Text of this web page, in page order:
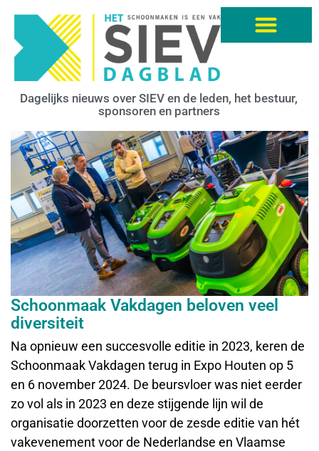
Dagelijks nieuws over SIEV en de leden, het bestuur,
sponsoren en partners
Schoonmaak Vakdagen beloven veel
diversiteit
Na opnieuw een succesvolle editie in 2023, keren de
Schoonmaak Vakdagen terug in Expo Houten op 5
en 6 november 2024. De beursvloer was niet eerder
zo vol als in 2023 en deze stijgende lijn wil de
organisatie doorzetten voor de zesde editie van hét
vakevenement voor de Nederlandse en Vlaamse